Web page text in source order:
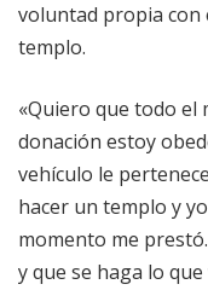
voluntad propia con
templo.
«Quiero que todo el
donación estoy
vehículo le
hacer un templo y
momento me
y que se haga lo